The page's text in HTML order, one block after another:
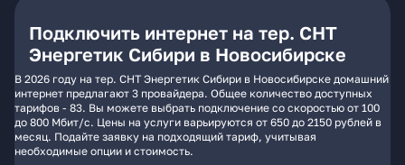
Подключить интернет на тер. СНТ
Энергетик Сибири в Новосибирске
В 2026 году на тер. СНТ Энергетик Сибири в Новосибирске домашний
интернет предлагают 3 провайдера. Общее количество доступных
тарифов - 83. Вы можете выбрать подключение со скоростью от 100
до 800 Мбит/с. Цены на услуги варьируются от 650 до 2150 рублей в
месяц. Подайте заявку на подходящий тариф, учитывая
необходимые опции и стоимость.